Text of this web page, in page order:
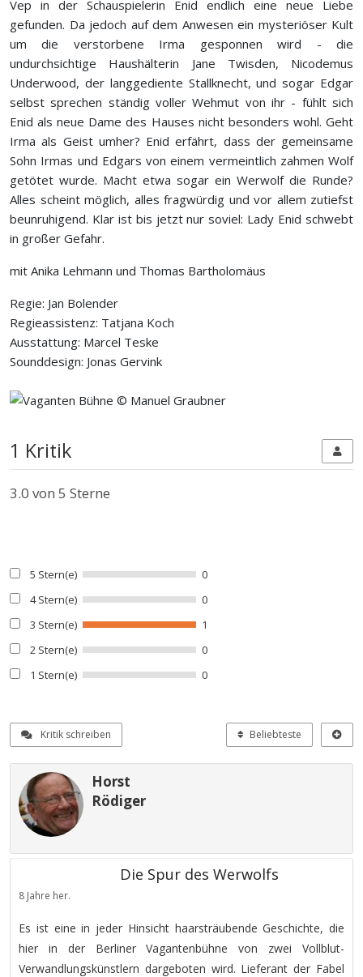
Vep in der Schauspielerin Enid endlich eine neue Liebe
gefunden. Da jedoch auf dem Anwesen ein mysteriöser Kult
um die verstorbene Irma gesponnen wird - die
undurchsichtige Haushälterin Jane Twisden, Nicodemus
Underwood, der langgediente Stallknecht, und sogar Edgar
selbst sprechen ständig voller Wehmut von ihr - fühlt sich
Enid als neue Dame des Hauses nicht besonders wohl. Geht
Irma als Geist umher? Enid erfährt, dass der gemeinsame
Sohn Irmas und Edgars von einem vermeintlich zahmen Wolf
getötet wurde. Macht etwa sogar ein Werwolf die Runde?
Alles scheint möglich, alles fragwürdig und vor allem zutiefst
beunruhigend. Klar ist bis jetzt nur soviel: Lady Enid schwebt
in großer Gefahr.
mit Anika Lehmann und Thomas Bartholomäus
Regie: Jan Bolender
Regieassistenz: Tatjana Koch
Ausstattung: Marcel Teske
Sounddesign: Jonas Gervink
1 Kritik
3.0 von 5 Sterne
5 Stern(e)
0
4 Stern(e)
0
3 Stern(e)
1
2 Stern(e)
0
1 Stern(e)
0
Kritik schreiben Beliebteste
Horst
Rödiger
Die Spur des Werwolfs
8 Jahre her.
Es ist eine in jeder Hinsicht haarsträubende Geschichte, die
hier in der Berliner Vagantenbühne von zwei Vollblut-
Verwandlungskünstlern dargeboten wird. Lieferant der Fabel